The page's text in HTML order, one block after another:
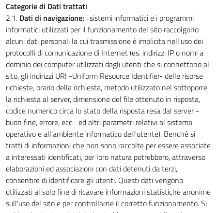
Categorie di Dati trattati
2.1. Dati di navigazione: i sistemi informatici e i programmi
informatici utilizzati per il funzionamento del sito raccolgono
alcuni dati personali la cui trasmissione è implicita nell'uso dei
protocolli di comunicazione di Internet (es. indirizzi IP o nomi a
dominio dei computer utilizzati dagli utenti che si connettono al
sito, gli indirizzi URI -Uniform Resource Identifier- delle risorse
richieste, orario della richiesta, metodo utilizzato nel sottoporre
la richiesta al server, dimensione del file ottenuto in risposta,
codice numerico circa lo stato della risposta resa dal server -
buon fine, errore, ecc.- ed altri parametri relativi al sistema
operativo e all'ambiente informatico dell'utente). Benché si
tratti di informazioni che non sono raccolte per essere associate
a interessati identificati, per loro natura potrebbero, attraverso
elaborazioni ed associazioni con dati detenuti da terzi,
consentire di identificare gli utenti. Questi dati vengono
utilizzati al solo fine di ricavare informazioni statistiche anonime
sull'uso del sito e per controllarne il corretto funzionamento. Si